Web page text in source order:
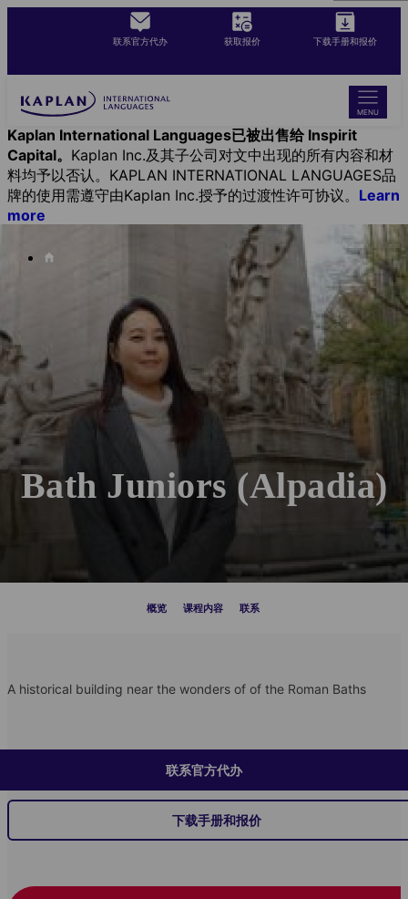
content
联系官方代办 获取报价 下载手册和报价
MENU
Kaplan International Languages已被出售给 Inspirit
Capital。 Kaplan Inc.及其子公司对文中出现的所有内容和材
料均予以否认。KAPLAN INTERNATIONAL LANGUAGES品
牌的使用需遵守由Kaplan Inc.授予的过渡性许可协议。 Learn
more
Bath Juniors (Alpadia)
概览 课程内容 联系
A historical building near the wonders of of the Roman Baths
联系官方代办
下载手册和报价